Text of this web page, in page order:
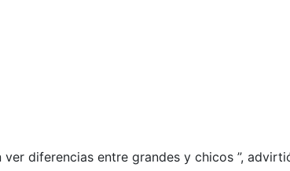
diferencias entre grandes y chicos ”,